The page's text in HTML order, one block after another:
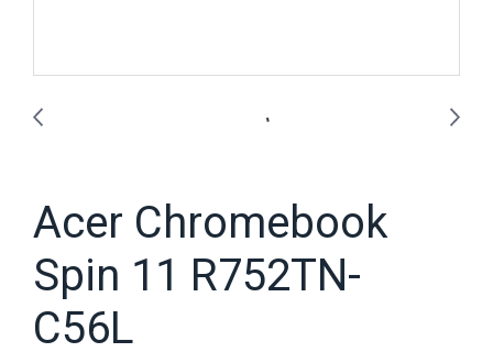
Acer Chromebook
Spin 11 R752TN-
C56L